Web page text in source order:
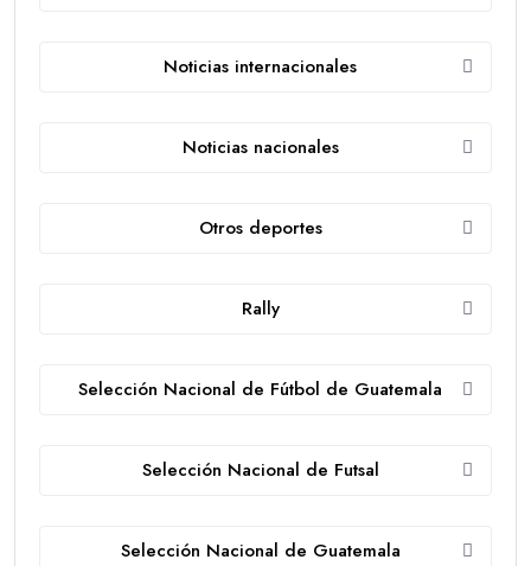
Noticias internacionales
Noticias nacionales
Otros deportes
Rally
Selección Nacional de Fútbol de Guatemala
Selección Nacional de Futsal
Selección Nacional de Guatemala